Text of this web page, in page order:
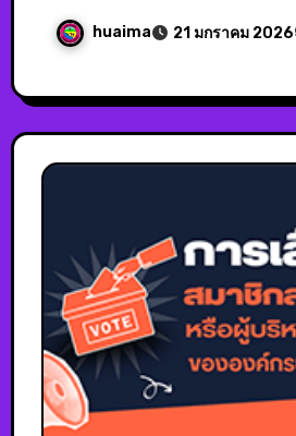
huaima 21 มกราคม 2026